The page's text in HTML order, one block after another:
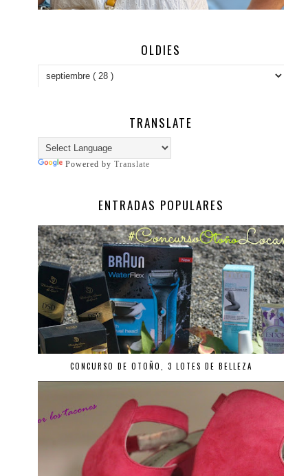
OLDIES
TRANSLATE
Powered by Translate
ENTRADAS POPULARES
CONCURSO DE OTOÑO, 3 LOTES DE BELLEZA